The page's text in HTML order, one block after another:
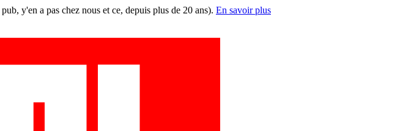
y'en a pas chez nous et ce, depuis plus de 20 ans). En savoir plus